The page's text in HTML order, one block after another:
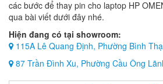
các bước để thay pin cho laptop HP
qua bài viết dưới đây nhé.
Hiện đang có tại showroom:
115A Lê Quang Định, Phường Bình
87 Trần Đình Xu, Phường Cầu Ông